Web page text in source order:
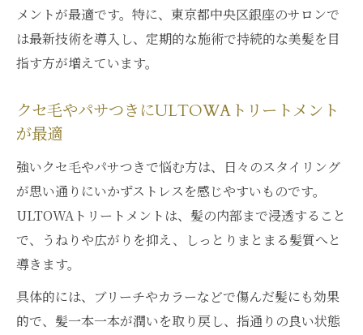
メントが最適です。特に、東京都中央区銀座のサロンで
は最新技術を導入し、定期的な施術で持続的な美髪を目
指す方が増えています。
クセ毛やパサつきにULTOWAトリートメント
が最適
強いクセ毛やパサつきで悩む方は、日々のスタイリング
が思い通りにいかずストレスを感じやすいものです。
ULTOWAトリートメントは、髪の内部まで浸透すること
で、うねりや広がりを抑え、しっとりまとまる髪質へと
導きます。
具体的には、ブリーチやカラーなどで傷んだ髪にも効果
的で、髪一本一本が潤いを取り戻し、指通りの良い状態